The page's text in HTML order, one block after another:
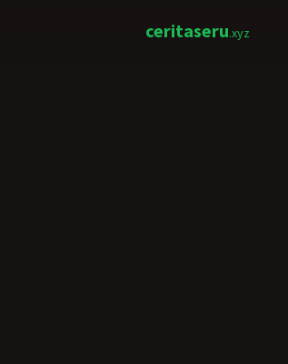
ceritaseru.xyz